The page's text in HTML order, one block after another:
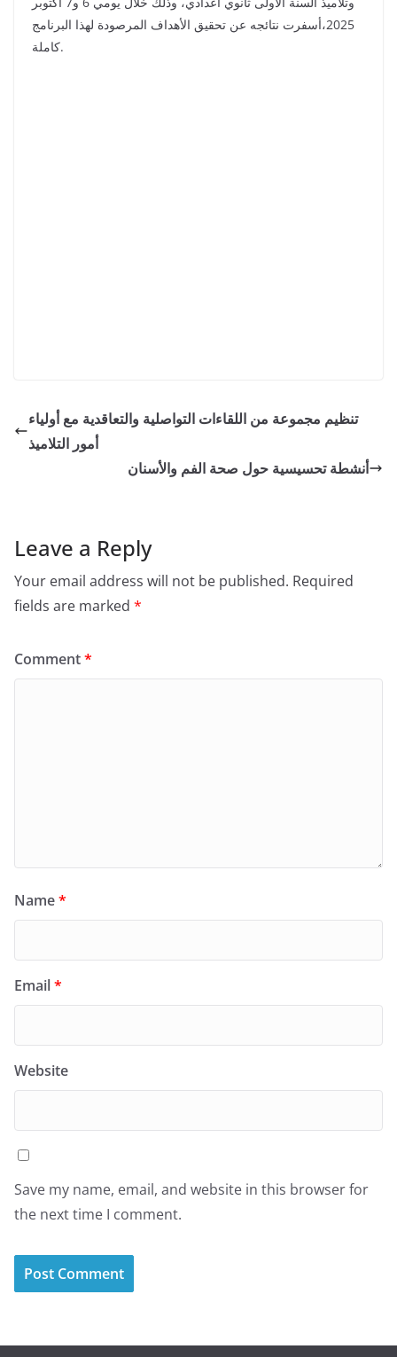
2025،أسفرت نتائجه عن تحقيق الأهداف المرصودة لهذا البرنامج
كاملة.
تنظيم مجموعة من اللقاءات التواصلية والتعاقدية مع أولياء
أمور التلاميذ
أنشطة تحسيسية حول صحة الفم والأسنان
Leave a Reply
Your email address will not be published. Required
fields are marked *
Comment*
Name*
Email*
Website
Save my name, email, and website in this browser for
the next time I comment.